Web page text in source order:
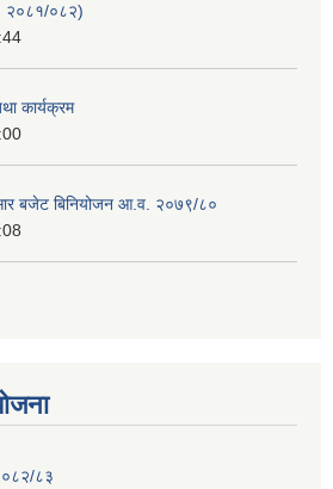
२०८१/०८२)
कार्यक्रम
बजेट बिनियोजन आ.व. २०७९/८०
८३